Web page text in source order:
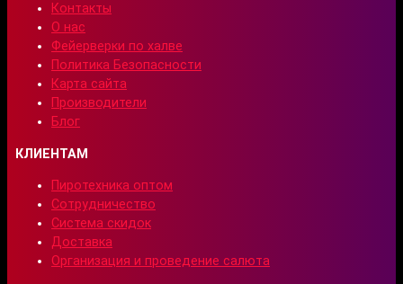
Контакты
О нас
Фейерверки по халве
Политика Безопасности
Карта сайта
Производители
Блог
КЛИЕНТАМ
Пиротехника оптом
Сотрудничество
Система скидок
Доставка
Организация и проведение салюта